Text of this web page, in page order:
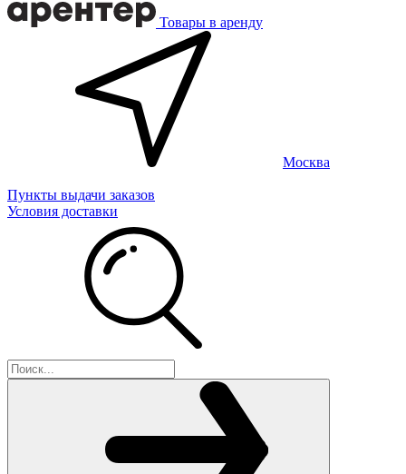
Товары в аренду
Москва
Пункты выдачи заказов
Условия доставки